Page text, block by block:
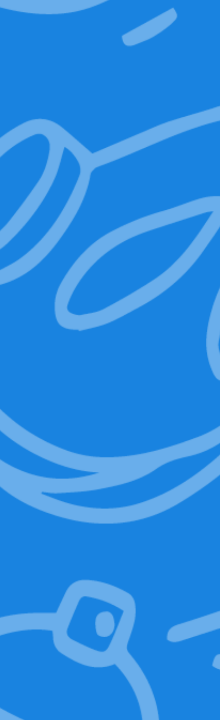
ZIP-ZERO
Tecnologia zip&go antiodore
ACQUISTA ORA
WALKER
Il primo miscelatore di silicone
portatile al mondo
ACQUISTA ORA